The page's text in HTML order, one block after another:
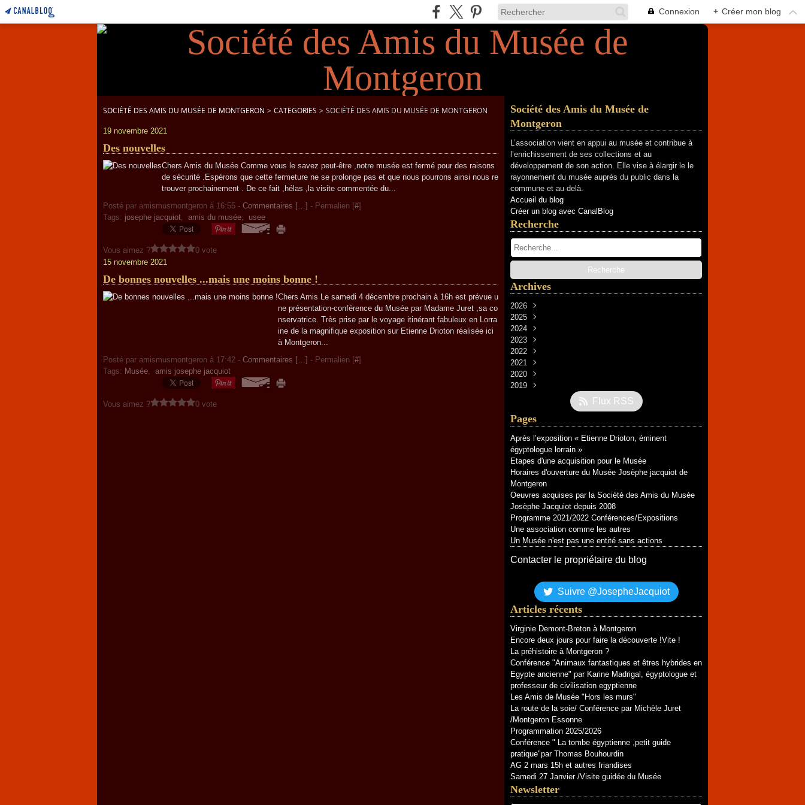
Connexion + Créer mon blog
SOCIÉTÉ DES AMIS DU MUSÉE DE MONTGERON > CATEGORIES > SOCIÉTÉ DES AMIS DU MUSÉE DE MONTGERON
19 novembre 2021
Des nouvelles
Chers Amis du Musée Comme vous le savez peut-être ,notre musée est fermé pour des raisons
de sécurité .Espérons que cette fermeture ne se prolonge pas et que nous pourrons ainsi nous re
trouver prochainement . De ce fait ,hélas ,la visite commentée du...
Posté par amismusmontgeron à 16:55 - Commentaires […] - Permalien [#]
Tags: josephe jacquiot, amis du musée, usee
Vous aimez ?
0 vote
15 novembre 2021
De bonnes nouvelles ...mais une moins bonne !
Chers Amis Le samedi 4 décembre prochain à 16h est prévue u
ne présentation-conférence du Musée par Madame Juret ,sa co
nservatrice. Très prise par le voyage itinérant fabuleux en Lorra
ine de la magnifique exposition sur Etienne Drioton réalisée ici
à Montgeron...
Posté par amismusmontgeron à 17:42 - Commentaires […] - Permalien [#]
Tags: Musée, amis josephe jacquiot
Vous aimez ? 0 vote
Société des Amis du Musée de
Montgeron
L’association vient en appui au musée et contribue à
l’enrichissement de ses collections et au
développement de son action. Elle vise à élargir le le
rayonnement du musée auprès du public dans la
commune et au delà.
Accueil du blog
Créer un blog avec CanalBlog
Recherche
Archives
2026
Avril
Janvier
2025
Décembre
Novembre
Septembre
Février
2024
Février
2023
Octobre
Septembre
Juillet
Juin
2022
Décembre
Novembre
Octobre
Mai(2)
Mars(5)
Février(2)
2021
Décembre
Novembre
(3)
Août
2020
Novembre
(4)
Avril
Février(3)
Janvier(3)
2019
Flux RSS
Pages
Après l’exposition « Etienne Drioton, éminent
égyptologue lorrain »
Etapes d'une acquisition pour le Musée
Horaires d'ouverture du Musée Josèphe jacquiot de
Montgeron
Oeuvres acquises par la Société des Amis du Musée
Josèphe Jacquiot depuis 2008
Programme 2021/2022 Conférences/Expositions
Une association comme les autres
Un Musée n'est pas une entité sans actions
Contacter le propriétaire du blog
Suivre @JosepheJacquiot
Articles récents
Virginie Demont-Breton à Montgeron
Encore deux jours pour faire la découverte !Vite !
La préhistoire à Montgeron ?
Conférence "Animaux fantastiques et êtres hybrides en
Egypte ancienne" par Karine Madrigal, égyptologue et
professeur de civilisation egyptienne
Les Amis de Musée "Hors les murs"
La route de la soie/ Conférence par Michèle Juret
/Montgeron Essonne
Programmation 2025/2026
Conférence " La tombe égyptienne ,petit guide
pratique"par Thomas Bouhourdin
AG 2 mars 15h et autres friandises
Samedi 27 Janvier /Visite guidée du Musée
Newsletter